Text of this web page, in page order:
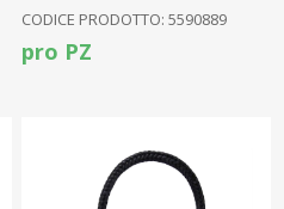
CODICE PRODOTTO: 5590889
pro PZ